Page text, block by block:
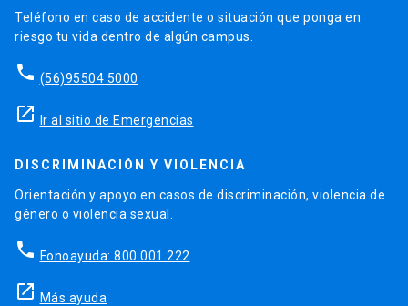
Teléfono en caso de accidente o situación que ponga en
riesgo tu vida dentro de algún campus.
phone (56)95504 5000
launch Ir al sitio de Emergencias
DISCRIMINACIÓN Y VIOLENCIA
Orientación y apoyo en casos de discriminación, violencia de
género o violencia sexual.
phone Fonoayuda: 800 001 222
launch Más ayuda